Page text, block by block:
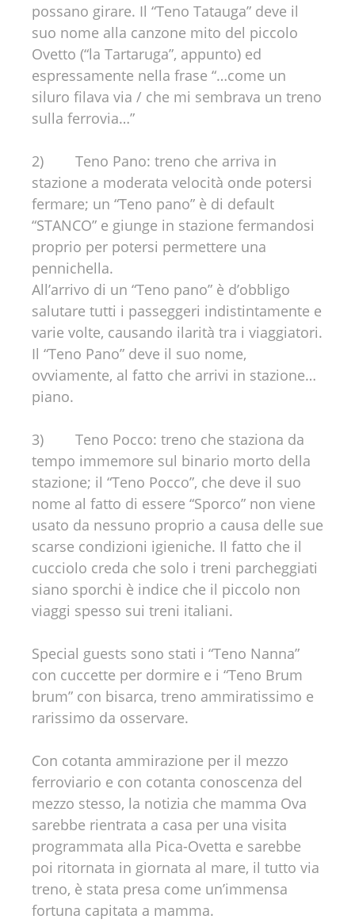
possano girare. Il “Teno Tatauga” deve il
suo nome alla canzone mito del piccolo
Ovetto (“la Tartaruga”, appunto) ed
espressamente nella frase “…come un
siluro filava via / che mi sembrava un treno
sulla ferrovia…”
2) Teno Pano: treno che arriva in
stazione a moderata velocità onde potersi
fermare; un “Teno pano” è di default
“STANCO” e giunge in stazione fermandosi
proprio per potersi permettere una
pennichella.
All’arrivo di un “Teno pano” è d’obbligo
salutare tutti i passeggeri indistintamente e
varie volte, causando ilarità tra i viaggiatori.
Il “Teno Pano” deve il suo nome,
ovviamente, al fatto che arrivi in stazione…
piano.
3) Teno Pocco: treno che staziona da
tempo immemore sul binario morto della
stazione; il “Teno Pocco”, che deve il suo
nome al fatto di essere “Sporco” non viene
usato da nessuno proprio a causa delle sue
scarse condizioni igieniche. Il fatto che il
cucciolo creda che solo i treni parcheggiati
siano sporchi è indice che il piccolo non
viaggi spesso sui treni italiani.
Special guests sono stati i “Teno Nanna”
con cuccette per dormire e i “Teno Brum
brum” con bisarca, treno ammiratissimo e
rarissimo da osservare.
Con cotanta ammirazione per il mezzo
ferroviario e con cotanta conoscenza del
mezzo stesso, la notizia che mamma Ova
sarebbe rientrata a casa per una visita
programmata alla Pica-Ovetta e sarebbe
poi ritornata in giornata al mare, il tutto via
treno, è stata presa come un’immensa
fortuna capitata a mamma.